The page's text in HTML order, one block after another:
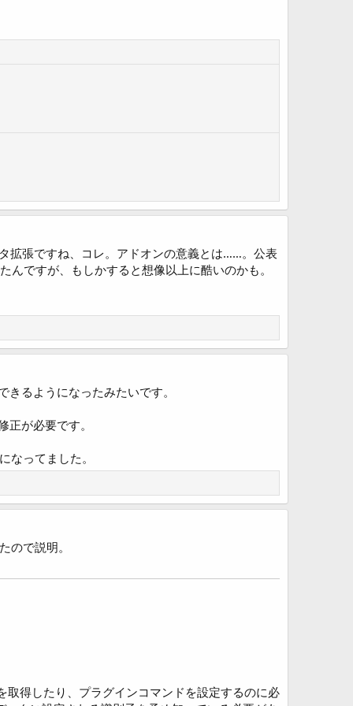
拡張ですね、コレ。アドオンの意義とは……。公表
ですが、もしかすると想像以上に酷いのかも。
るようになったみたいです。
が必要です。
ってました。
ので説明。
得したり、プラグインコマンドを設定するのに必